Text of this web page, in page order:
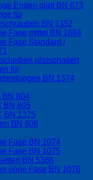
Enden glatt BN 673
für
BN 1352
Fase mittel BN 1684
Fase Standard /
phosphatiert
für
BN 1374
BN 804
BN 805
BN 1375
BN 806
Fase BN 1074
Fase BN 1075
BN 5386
ohne Fase BN 1076